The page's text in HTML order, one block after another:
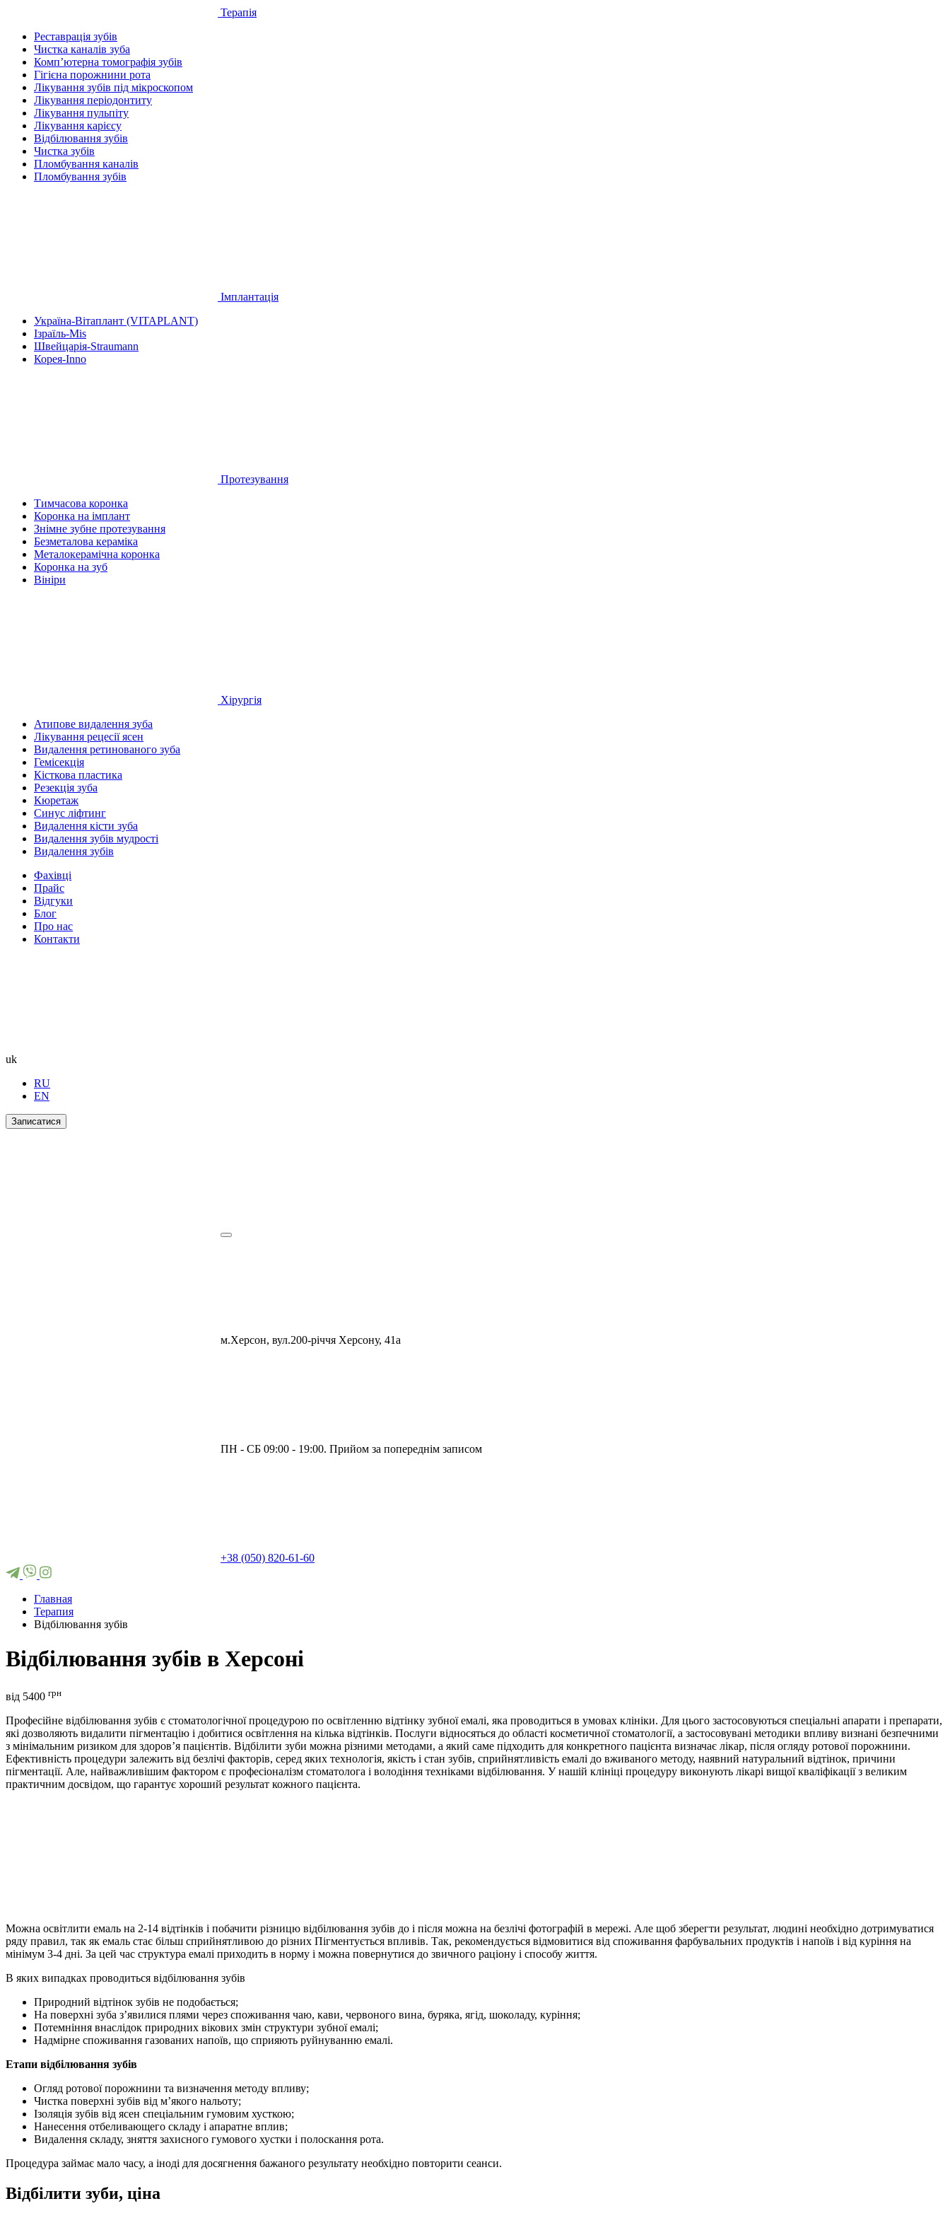
Терапiя
Реставрація зубів
Чистка каналів зуба
Комп’ютерна томографія зубів
Гігієна порожнини рота
Лікування зубів під мікроскопом
Лікування періодонтиту
Лікування пульпіту
Лікування карієсу
Відбілювання зубів
Чистка зубів
Пломбування каналів
Пломбування зубів
Iмплантація
Україна-Вітаплант (VITAPLANT)
Ізраїль-Mis
Швейцарія-Straumann
Корея-Inno
Протезування
Тимчасова коронка
Коронка на імплант
Знімне зубне протезування
Безметалова кераміка
Металокерамічна коронка
Коронка на зуб
Вініри
Хірургія
Атипове видалення зуба
Лікування рецесії ясен
Видалення ретинованого зуба
Гемісекція
Кісткова пластика
Резекція зуба
Кюретаж
Синус ліфтинг
Видалення кісти зуба
Видалення зубів мудрості
Видалення зубів
Фахівці
Прайс
Вiдгуки
Блог
Про нас
Контакти
uk
RU
EN
Записатися
м.Херсон, вул.200-рiччя Херсону, 41а
ПН - СБ 09:00 - 19:00. Прийом за попереднім записом
+38 (050) 820-61-60
Главная
Терапия
Відбілювання зубів
Відбілювання зубів в Херсоні
вiд 5400 грн
Професійне відбілювання зубів є стоматологічної процедурою по освітленню відтінку зубної емалі, яка проводиться в умовах клініки. Для цього застосовуються спеціальні апарати і препарати,
які дозволяють видалити пігментацію і добитися освітлення на кілька відтінків. Послуги відносяться до області косметичної стоматології, а застосовувані методики впливу визнані безпечними
з мінімальним ризиком для здоров’я пацієнтів. Відбілити зуби можна різними методами, а який саме підходить для конкретного пацієнта визначає лікар, після огляду ротової порожнини.
Ефективність процедури залежить від безлічі факторів, серед яких технологія, якість і стан зубів, сприйнятливість емалі до вживаного методу, наявний натуральний відтінок, причини
пігментації. Але, найважливішим фактором є професіоналізм стоматолога і володіння техніками відбілювання. У нашій клініці процедуру виконують лікарі вищої кваліфікації з великим
практичним досвідом, що гарантує хороший результат кожного пацієнта.
Можна освітлити емаль на 2-14 відтінків і побачити різницю відбілювання зубів до і після можна на безлічі фотографій в мережі. Але щоб зберегти результат, людині необхідно дотримуватися
ряду правил, так як емаль стає більш сприйнятливою до різних Пігментується впливів. Так, рекомендується відмовитися від споживання фарбувальних продуктів і напоїв і від куріння на
мінімум 3-4 дні. За цей час структура емалі приходить в норму і можна повернутися до звичного раціону і способу життя.
В яких випадках проводиться відбілювання зубів
Природний відтінок зубів не подобається;
На поверхні зуба з’явилися плями через споживання чаю, кави, червоного вина, буряка, ягід, шоколаду, куріння;
Потемніння внаслідок природних вікових змін структури зубної емалі;
Надмірне споживання газованих напоїв, що сприяють руйнуванню емалі.
Етапи відбілювання зубів
Огляд ротової порожнини та визначення методу впливу;
Чистка поверхні зубів від м’якого нальоту;
Ізоляція зубів від ясен спеціальним гумовим хусткою;
Нанесення отбеливающего складу і апаратне вплив;
Видалення складу, зняття захисного гумового хустки і полоскання рота.
Процедура займає мало часу, а іноді для досягнення бажаного результату необхідно повторити сеанси.
Відбілити зуби, ціна